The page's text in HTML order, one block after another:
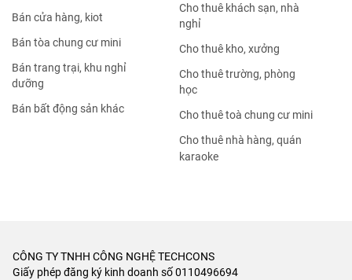
Bán cửa hàng, kiot
Bán tòa chung cư mini
Bán trang trại, khu nghỉ
dưỡng
Bán bất động sản khác
Cho thuê khách sạn, nhà
nghỉ
Cho thuê kho, xưởng
Cho thuê trường, phòng
học
Cho thuê toà chung cư mini
Cho thuê nhà hàng, quán
karaoke
CÔNG TY TNHH CÔNG NGHỆ TECHCONS
Giấy phép đăng ký kinh doanh số 0110496694